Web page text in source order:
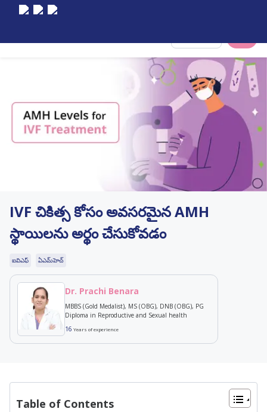
IVF చికిత్స కోసం అవసరమైన AMH
స్థాయిలను అర్థం చేసుకోవడం
ఐవిఎఫ్ ఏఎమ్‌హెచ్
Dr. Prachi Benara
MBBS (Gold Medalist), MS (OBG), DNB (OBG), PG
Diploma in Reproductive and Sexual health
16 Years of experience
Table of Contents